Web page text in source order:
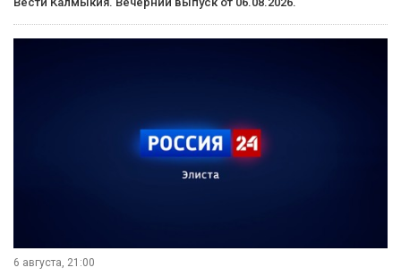
6 августа, 21:00